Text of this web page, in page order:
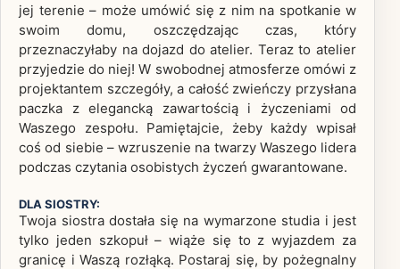
jej terenie – może umówić się z nim na spotkanie w
swoim domu, oszczędzając czas, który
przeznaczyłaby na dojazd do atelier. Teraz to atelier
przyjedzie do niej! W swobodnej atmosferze omówi z
projektantem szczegóły, a całość zwieńczy przysłana
paczka z elegancką zawartością i życzeniami od
Waszego zespołu. Pamiętajcie, żeby każdy wpisał
coś od siebie – wzruszenie na twarzy Waszego lidera
podczas czytania osobistych życzeń gwarantowane.
DLA SIOSTRY:
Twoja siostra dostała się na wymarzone studia i jest
tylko jeden szkopuł – wiąże się to z wyjazdem za
granicę i Waszą rozłąką. Postaraj się, by pożegnalny